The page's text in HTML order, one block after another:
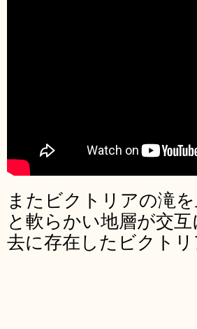
またビクトリアの滝
と軟らかい地層が交
去に存在したビクト